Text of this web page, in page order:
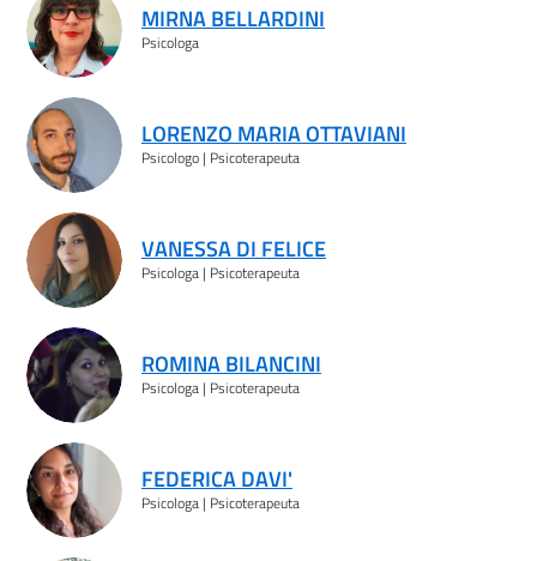
MIRNA BELLARDINI
Psicologa
LORENZO MARIA OTTAVIANI
Psicologo | Psicoterapeuta
VANESSA DI FELICE
Psicologa | Psicoterapeuta
ROMINA BILANCINI
Psicologa | Psicoterapeuta
FEDERICA DAVI'
Psicologa | Psicoterapeuta